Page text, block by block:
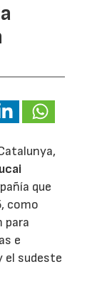
que
como
para
e
el sudeste